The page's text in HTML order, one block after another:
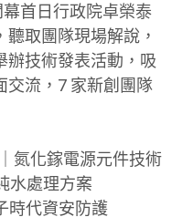
首日行政院卓榮泰
取團隊現場解說，
辦技術發表活動，吸
交流，7 家新創團隊
氮化鎵電源元件技術
水處理方案
時代資安防護